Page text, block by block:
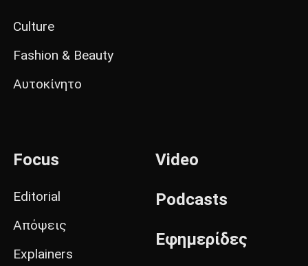
Culture
Fashion & Beauty
Αυτοκίνητο
Focus
Editorial
Απόψεις
Explainers
Video
Podcasts
Εφημερίδες